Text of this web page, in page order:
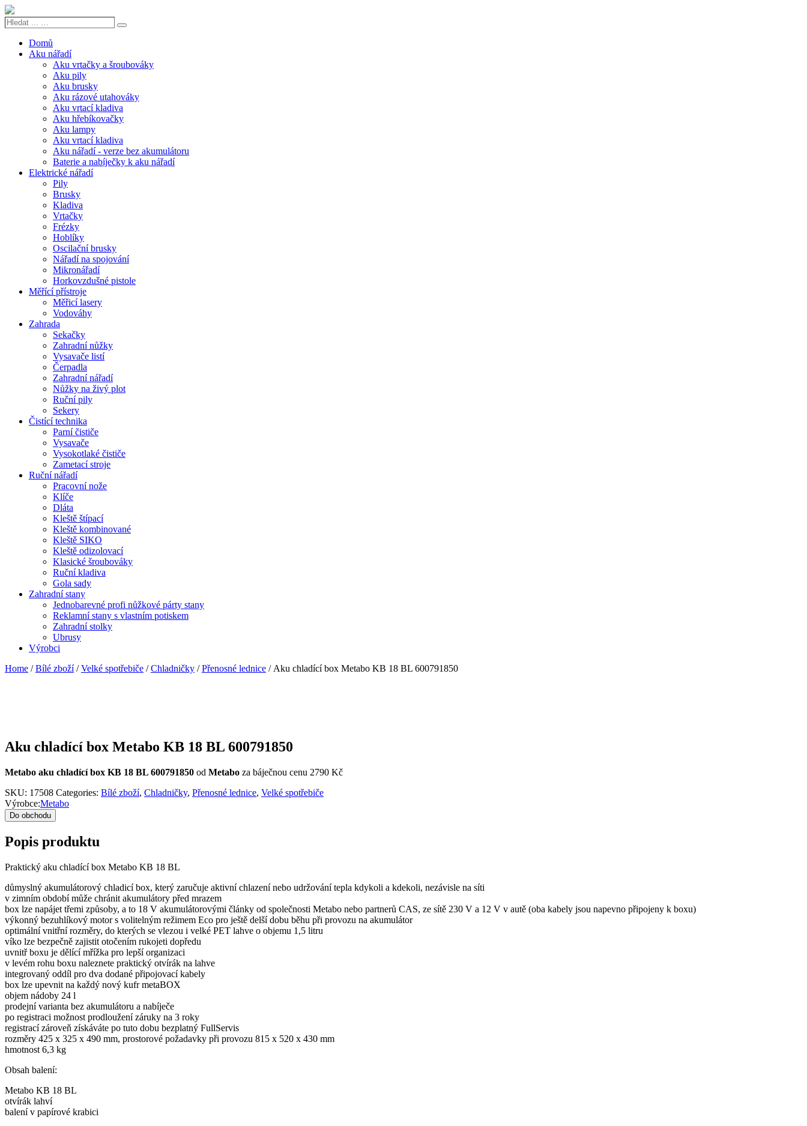
Hledat
Search
Domů
Aku nářadí
Aku vrtačky a šroubováky
Aku pily
Aku brusky
Aku rázové utahováky
Aku vrtací kladiva
Aku hřebíkovačky
Aku lampy
Aku vrtací kladiva
Aku nářadí - verze bez akumulátoru
Baterie a nabíječky k aku nářadí
Elektrické nářadí
Pily
Brusky
Kladiva
Vrtačky
Frézky
Hoblíky
Oscilační brusky
Nářadí na spojování
Mikronářadí
Horkovzdušné pistole
Měřící přístroje
Měřicí lasery
Vodováhy
Zahrada
Sekačky
Zahradní nůžky
Vysavače listí
Čerpadla
Zahradní nářadí
Nůžky na živý plot
Ruční pily
Sekery
Čistící technika
Parní čističe
Vysavače
Vysokotlaké čističe
Zametací stroje
Ruční nářadí
Pracovní nože
Klíče
Dláta
Kleště štípací
Kleště kombinované
Kleště SIKO
Kleště odizolovací
Klasické šroubováky
Ruční kladiva
Gola sady
Zahradní stany
Jednobarevné profi nůžkové párty stany
Reklamní stany s vlastním potiskem
Zahradní stolky
Ubrusy
Výrobci
Home /Bílé zboží/Velké spotřebiče /Chladničky /Přenosné lednice / Aku chladící box Metabo KB 18 BL 600791850
Aku chladící box Metabo KB 18 BL 600791850
Metabo aku chladící box KB 18 BL 600791850 od Metabo za báječnou cenu 2790 Kč
SKU: 17508 Categories: Bílé zboží, Chladničky, Přenosné lednice, Velké spotřebiče
Výrobce:Metabo
Do obchodu
Popis produktu
Praktický aku chladící box Metabo KB 18 BL
důmyslný akumulátorový chladicí box, který zaručuje aktivní chlazení nebo udržování tepla kdykoli a kdekoli, nezávisle na síti
v zimním období může chránit akumulátory před mrazem
box lze napájet třemi způsoby, a to 18 V akumulátorovými články od společnosti Metabo nebo partnerů CAS, ze sítě 230 V a 12 V v autě (oba kabely jsou napevno připojeny k boxu)
výkonný bezuhlíkový motor s volitelným režimem Eco pro ještě delší dobu běhu při provozu na akumulátor
optimální vnitřní rozměry, do kterých se vlezou i velké PET lahve o objemu 1,5 litru
víko lze bezpečně zajistit otočením rukojeti dopředu
uvnitř boxu je dělící mřížka pro lepší organizaci
v levém rohu boxu naleznete praktický otvírák na lahve
integrovaný oddíl pro dva dodané připojovací kabely
box lze upevnit na každý nový kufr metaBOX
objem nádoby 24 l
prodejní varianta bez akumulátoru a nabíječe
po registraci možnost prodloužení záruky na 3 roky
registrací zároveň získáváte po tuto dobu bezplatný FullServis
rozměry 425 x 325 x 490 mm, prostorové požadavky při provozu 815 x 520 x 430 mm
hmotnost 6,3 kg
Obsah balení:
Metabo KB 18 BL
otvírák lahví
balení v papírové krabici